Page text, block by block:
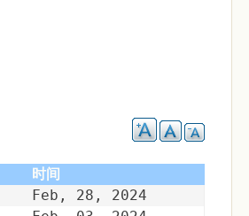
时间
Feb, 28, 2024